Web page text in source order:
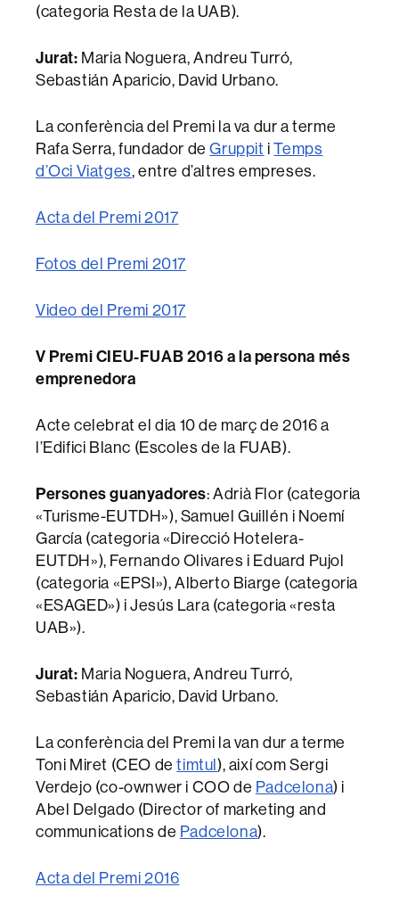
(categoria Resta de la UAB).
Jurat: Maria Noguera, Andreu Turró,
Sebastián Aparicio, David Urbano.
La conferència del Premi la va dur a terme
Rafa Serra, fundador deGruppit iTemps
d’Oci Viatges, entre d’altres empreses.
Acta del Premi 2017
Fotos del Premi 2017
Video del Premi 2017
V Premi CIEU-FUAB 2016 a la persona més
emprenedora
Acte celebrat el dia 10 de març de 2016 a
l’Edifici Blanc (Escoles de la FUAB).
Persones guanyadores: Adrià Flor (categoria
«Turisme-EUTDH»), Samuel Guillén i Noemí
García (categoria «Direcció Hotelera-
EUTDH»), Fernando Olivares i Eduard Pujol
(categoria «EPSI»), Alberto Biarge (categoria
«ESAGED») i Jesús Lara (categoria «resta
UAB»).
Jurat: Maria Noguera, Andreu Turró,
Sebastián Aparicio, David Urbano.
La conferència del Premi la van dur a terme
Toni Miret (CEO detimtul), així com Sergi
Verdejo (co-ownwer i COO de Padcelona) i
Abel Delgado (Director of marketing and
communications de Padcelona).
Acta del Premi 2016